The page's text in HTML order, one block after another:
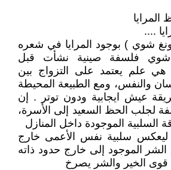
المرايا
....
شوي ) بوجود المرايا في شعره
شوي فلسفة صينية نشأت قبل
4000 سنة هي علم يعتمد على التزواج بين
والنفس، ومع الطبيعة المحيطة
عيش ايجابية ودون توتر . إن
لجلب الحظ السعيد إلى الأسرة،
الموجودة داخل المنازل
ليعكس سلبية نفس الأعمى خارج
الموجود إلى خارج حدود ذاته
قوى الخير والشر يصرخ